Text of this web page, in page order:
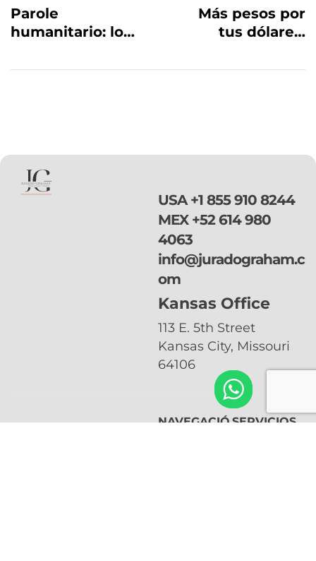
Parole
humanitario: lo
Honduras, El
países habrá
nuevos centros
de
Más pesos por
tus dólares:
tarjeta de
sólo 30 segundos
seguridad, sin
intermediarios y
USA +1 855 910 8244
MEX +52 614 980
4063
info@juradograham.c
om
Kansas Office
113 E. 5th Street
Kansas City, Missouri
64106
NAVEGACIÓSERVICIOS